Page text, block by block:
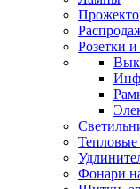
Розетки
Фонари